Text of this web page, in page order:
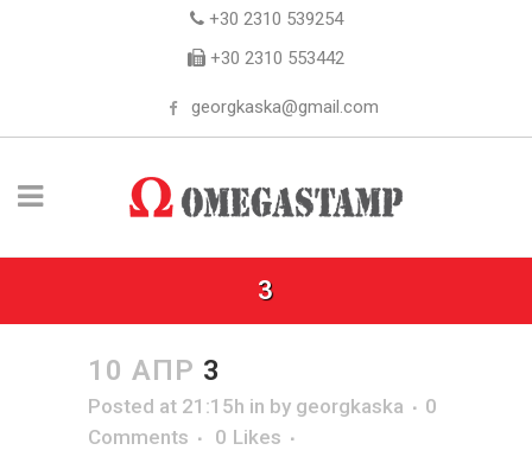
+30 2310 539254
+30 2310 553442
georgkaska@gmail.com
3
10 ΑΠΡ 3
Posted at 21:15h in by georgkaska
0
Comments
0 Likes